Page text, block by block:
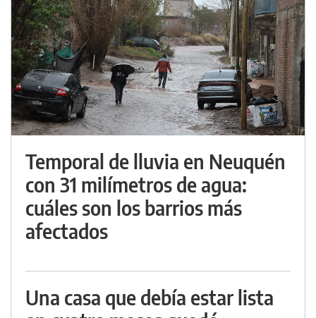
Temporal de lluvia en Neuquén
con 31 milímetros de agua:
cuáles son los barrios más
afectados
Una casa que debía estar lista